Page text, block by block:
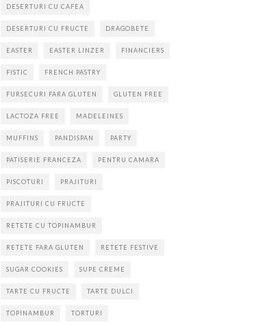
DESERTURI CU CAFEA
DESERTURI CU FRUCTE DRAGOBETE
EASTER EASTER LINZER FINANCIERS
FISTIC FRENCH PASTRY
FURSECURI FARA GLUTEN GLUTEN FREE
LACTOZA FREE MADELEINES
MUFFINS PANDISPAN PARTY
PATISERIE FRANCEZA PENTRU CAMARA
PISCOTURI PRAJITURI
PRAJITURI CU FRUCTE
RETETE CU TOPINAMBUR
RETETE FARA GLUTEN RETETE FESTIVE
SUGAR COOKIES SUPE CREME
TARTE CU FRUCTE TARTE DULCI
TOPINAMBUR TORTURI